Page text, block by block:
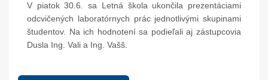
V piatok 30.6. sa Letná škola ukončila prezentáciami
odcvičených laboratórnych prác jednotlivými skupinami
študentov. Na ich hodnotení sa podieľali aj zástupcovia
Dusla Ing. Vali a Ing. Vašš.